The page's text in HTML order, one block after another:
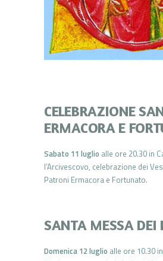
CELEBRAZIONE
ERMACORA E
Sabato 11 luglio alle ore 20.30 in
l’Arcivescovo, celebrazione dei
Patroni Ermacora e Fortunato.
SANTA MESSA DEI
Domenica 12 luglio alle ore 10.30